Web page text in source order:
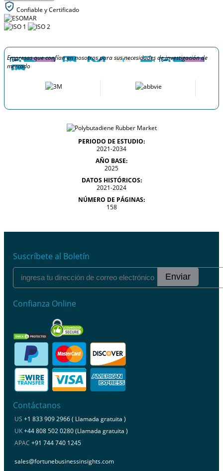
Confiable y Certificado
Empresas que confían en nosotros para sus necesidades de investigación de
mercado
PERIODO DE ESTUDIO:
2021-2034
AÑO BASE:
2025
DATOS HISTÓRICOS:
2021-2024
NÚMERO DE PÁGINAS:
158
Suscríbete al Boletín
Enviar
Confianza Online
Contáctanos
US +1 833 909 2966 ( Llamada gratuita )
UK+44 808 502 0280 (Llamada gratuita )
APAC +91 744 740 1245
sales@fortunebusinessinsights.com